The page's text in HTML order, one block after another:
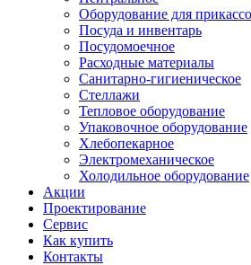
Оборудование для
Посуда и инвентарь
Посудомоечное
Расходные материалы
Санитарно-гигиеническое
Стеллажи
Тепловое оборудование
Упаковочное оборудование
Хлебопекарное
Электромеханическое
Холодильное оборудование
Акции
Проектирование
Сервис
Как купить
Контакты